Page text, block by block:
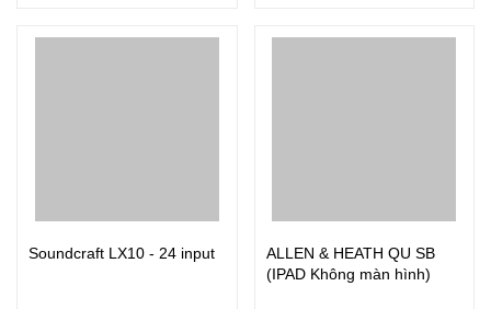
Soundcraft LX10 - 24 input
ALLEN & HEATH QU SB
(IPAD Không màn hình)